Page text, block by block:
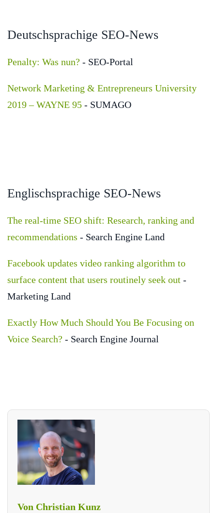
Deutschsprachige SEO-News
Penalty: Was nun? - SEO-Portal
Network Marketing & Entrepreneurs University
2019 – WAYNE 95 - SUMAGO
Englischsprachige SEO-News
The real-time SEO shift: Research, ranking and
recommendations - Search Engine Land
Facebook updates video ranking algorithm to
surface content that users routinely seek out -
Marketing Land
Exactly How Much Should You Be Focusing on
Voice Search? - Search Engine Journal
Von Christian Kunz